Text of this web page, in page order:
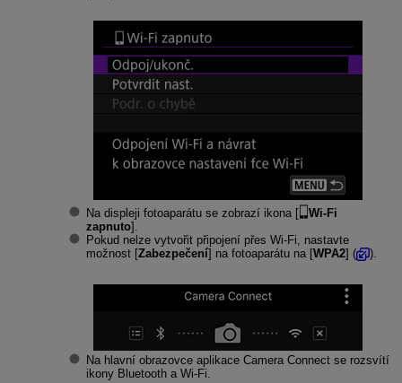
Na displeji fotoaparátu se zobrazí ikona [
Wi-Fi
zapnuto].
Pokud nelze vytvořit připojení přes Wi-Fi, nastavte
možnost [Zabezpečení] na fotoaparátu na [WPA2] ( ).
Na hlavní obrazovce aplikace Camera Connect se rozsvítí
ikony Bluetooth a Wi-Fi.